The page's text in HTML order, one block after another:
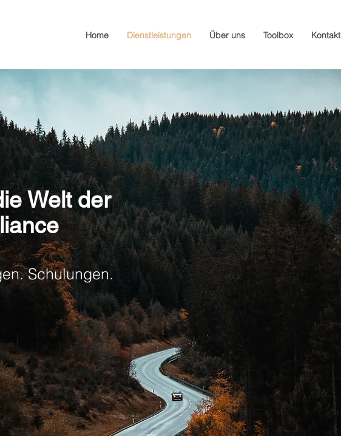
Home Dienstleistungen Über uns Toolbox Kontakt
Welt der
Schulungen.